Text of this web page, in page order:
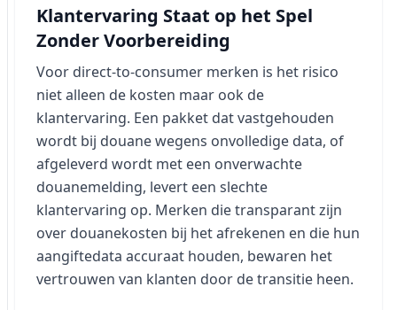
Klantervaring Staat op het Spel
Zonder Voorbereiding
Voor direct-to-consumer merken is het risico
niet alleen de kosten maar ook de
klantervaring. Een pakket dat vastgehouden
wordt bij douane wegens onvolledige data, of
afgeleverd wordt met een onverwachte
douanemelding, levert een slechte
klantervaring op. Merken die transparant zijn
over douanekosten bij het afrekenen en die hun
aangiftedata accuraat houden, bewaren het
vertrouwen van klanten door de transitie heen.